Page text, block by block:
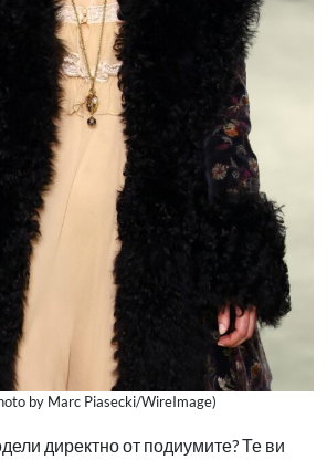
by Marc Piasecki/WireImage)
директно от подиумите? Те ви